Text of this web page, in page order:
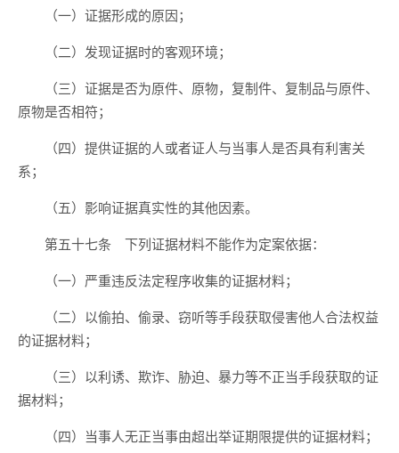
（一）证据形成的原因；
（二）发现证据时的客观环境；
（三）证据是否为原件、原物，复制件、复制品与原件、
原物是否相符；
（四）提供证据的人或者证人与当事人是否具有利害关
系；
（五）影响证据真实性的其他因素。
第五十七条 下列证据材料不能作为定案依据：
（一）严重违反法定程序收集的证据材料；
（二）以偷拍、偷录、窃听等手段获取侵害他人合法权益
的证据材料；
（三）以利诱、欺诈、胁迫、暴力等不正当手段获取的证
据材料；
（四）当事人无正当事由超出举证期限提供的证据材料；